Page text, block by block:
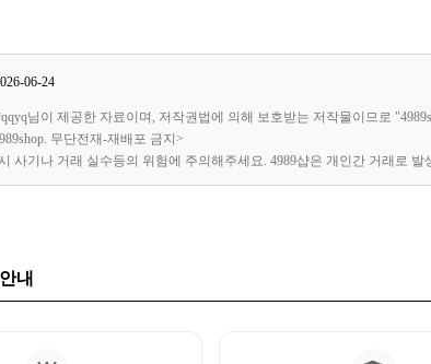
06-24
님이 제공한 자료이며, 저작권법에 의해 보호받는 저작물이므로
무단전재-재배포 금지>
사기나 거래 실수등의 위험에 주의해주세요. 4989샵은 개인간 거래로 발
내